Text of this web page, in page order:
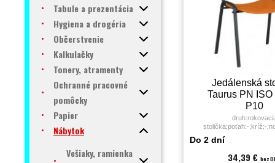
Tabule a prezentácia
Hygiena a drogéria
Občerstvenie
Kalkulačky
Tonery, atramenty
Ochranné pracovné
pomôcky
Papier
Nábytok
Vešiaky, ramienka
Jedálenská
Taurus PN ISO
P10
stolička;poťah:-;kríž:-
Do 2 dní
34,39 €bez